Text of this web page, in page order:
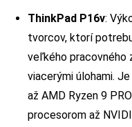
ThinkPad P16v:
tvorcov, ktorí
veľkého pracovného
viacerými úlohami.
až AMD Ryzen 9
procesorom až